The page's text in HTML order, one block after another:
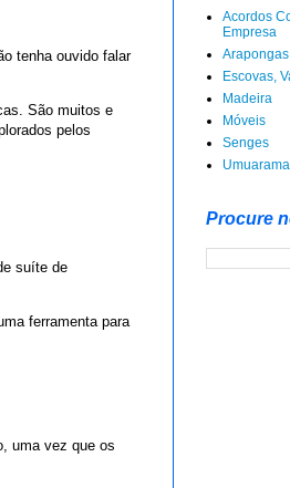
tenha ouvido falar
São muitos e
pelos
suíte de
ferramenta para
uma vez que os
Acordos
Empresa
Arapongas
Escovas,
Madeira
Móveis
Senges
Umuarama
Procure